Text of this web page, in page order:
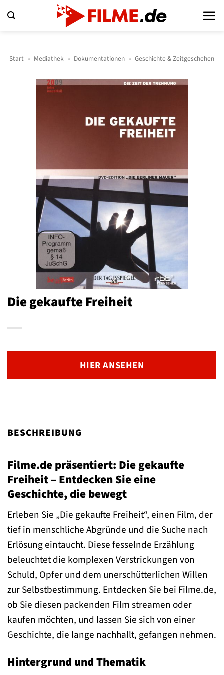
Inhalt
Start » Mediathek » Dokumentationen » Geschichte & Zeitgeschehen
Die gekaufte Freiheit
HIER ANSEHEN
BESCHREIBUNG
Filme.de präsentiert: Die gekaufte
Freiheit – Entdecken Sie eine
Geschichte, die bewegt
Erleben Sie „Die gekaufte Freiheit“, einen Film, der
tief in menschliche Abgründe und die Suche nach
Erlösung eintaucht. Diese fesselnde Erzählung
beleuchtet die komplexen Verstrickungen von
Schuld, Opfer und dem unerschütterlichen Willen
zur Selbstbestimmung. Entdecken Sie bei Filme.de,
ob Sie diesen packenden Film streamen oder
kaufen möchten, und lassen Sie sich von einer
Geschichte, die lange nachhallt, gefangen nehmen.
Hintergrund und Thematik